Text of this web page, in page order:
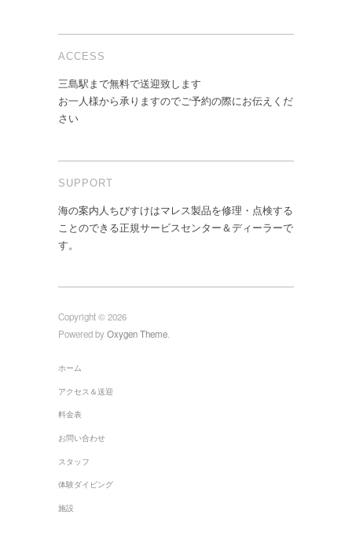
ACCESS
三島駅まで無料で送迎致します
お一人様から承りますのでご予約の際にお伝えくだ
さい
SUPPORT
海の案内人ちびすけはマレス製品を修理・点検する
ことのできる正規サービスセンター＆ディーラーで
す。
Copyright © 2026
Powered byOxygen Theme
ホーム
アクセス＆送迎
料金表
お問い合わせ
スタッフ
体験ダイビング
施設